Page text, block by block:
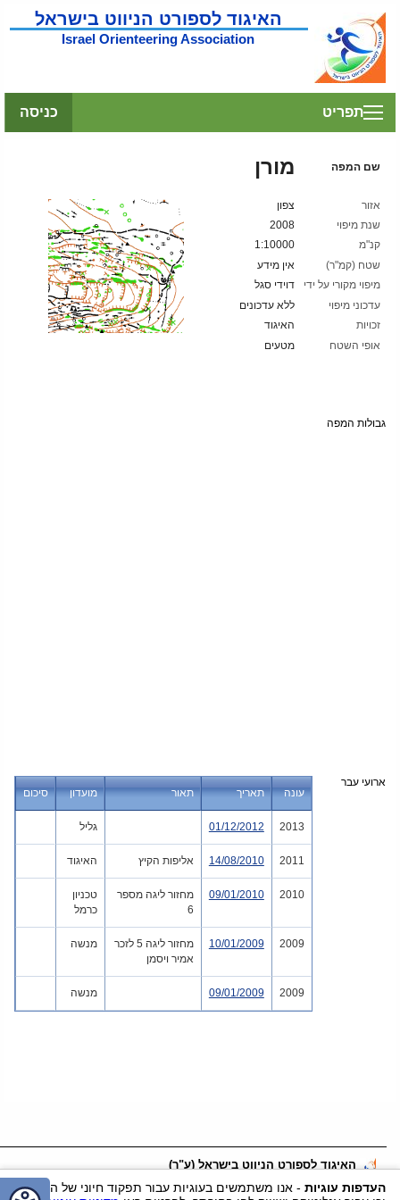
האיגוד לספורט הניווט בישראל
Israel Orienteering Association
כניסה תפריט
שם המפה מורן
אזור
צפון
שנת מיפוי
2008
קנ"מ
1:10000
שטח (קמ"ר)
אין מידע
מיפוי מקורי על ידי
דוידי סגל
עדכוני מיפוי
ללא עדכונים
זכויות
האיגוד
אופי השטח
מטעים
גבולות המפה
ארועי עבר
עונה
תאריך תאור מועדון סיכום
2013
01/12/2012 גליל
2011
14/08/2010 אליפות הקיץ האיגוד
2010
09/01/2010
מחזור ליגה מספר
6
טכניון
כרמל
2009
10/01/2009
מחזור ליגה 5 לזכר
אמיר ויסמן
מנשה
2009
09/01/2009 מנשה
האיגוד לספורט הניווט בישראל (ע"ר)
055-2456562
העדפות עוגיות - אנו משתמשים בעוגיות עבור תפקוד חיוני של האתר